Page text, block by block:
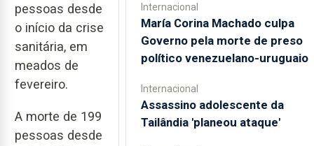
pessoas desde
o início da crise
sanitária, em
meados de
fevereiro.
A morte de 199
pessoas desde
Internacional
María Corina Machado culpa
Governo pela morte de preso
político venezuelano-uruguaio
Internacional
Assassino adolescente da
Tailândia 'planeou ataque'